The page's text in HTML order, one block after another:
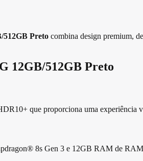
512GB Preto combina design premium,
12GB/512GB Preto
que proporciona uma experiência
8s Gen 3 e 12GB RAM de